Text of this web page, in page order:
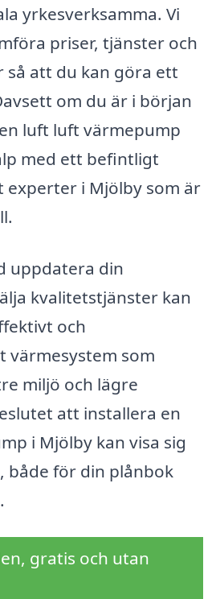
yrkesverksamma. Vi
priser, tjänster och
så att du kan göra ett
om du är i början
luft luft värmepump
med ett befintligt
experter i Mjölby som är
uppdatera din
kvalitetstjänster kan
och
värmesystem som
miljö och lägre
att installera en
i Mjölby kan visa sig
både för din plånbok
gratis och utan